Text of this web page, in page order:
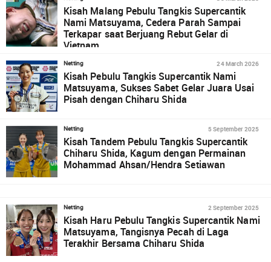
Kisah Malang Pebulu Tangkis Supercantik
Nami Matsuyama, Cedera Parah Sampai
Terkapar saat Berjuang Rebut Gelar di
Vietnam
Netting 24 March 2026
Kisah Pebulu Tangkis Supercantik Nami
Matsuyama, Sukses Sabet Gelar Juara Usai
Pisah dengan Chiharu Shida
Netting 5 September 2025
Kisah Tandem Pebulu Tangkis Supercantik
Chiharu Shida, Kagum dengan Permainan
Mohammad Ahsan/Hendra Setiawan
Netting 2 September 2025
Kisah Haru Pebulu Tangkis Supercantik Nami
Matsuyama, Tangisnya Pecah di Laga
Terakhir Bersama Chiharu Shida